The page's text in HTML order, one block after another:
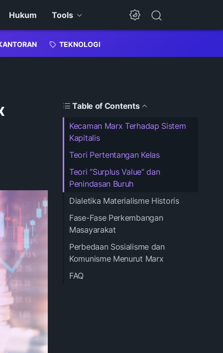
Hukum Tools
Dark Mode
TEKNOLOGI
Table of Contents
Kecaman Marx Terhadap Sistem
Kapitalis
Teori Pertentangan Kelas
Teori “Surplus Value” dan
Penindasan Buruh
Dialetika Materialisme Historis
Fase-Fase Perkembangan
Masayarakat
Perbedaan Sosialisme dan
Komunisme Menurut Marx
FAQ